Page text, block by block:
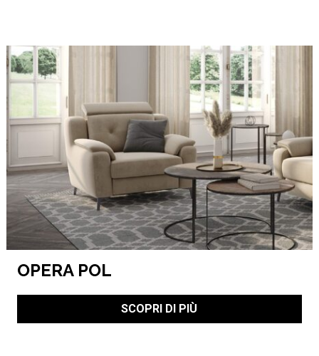
OPERA POL
SCOPRI DI PIÙ